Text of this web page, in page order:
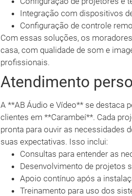
Integração com dispositivos
Configuração de controle
Com essas soluções, os
casa, com qualidade de som e
profissionais.
Atendimento
A **AB Áudio e Vídeo** se destaca
clientes em **Carambeí**. Cada
pronta para ouvir as necessidades
suas expectativas. Isso inclui:
Consultas para entender as
Desenvolvimento de projetos
Apoio contínuo após a
Treinamento para uso dos